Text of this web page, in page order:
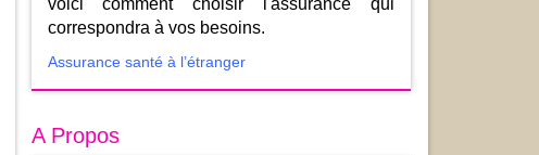
voici comment choisir l'assurance qui
correspondra à vos besoins.
Assurance santé à l’étranger
A Propos